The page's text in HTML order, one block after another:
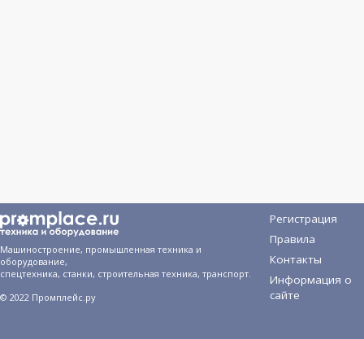
Машиностроение, промышленная техника и
оборудование,
спецтехника, станки, строительная техника, транспорт.
© 2022 Промплейс.ру
Регистрация
Правила
Контакты
Информация о
сайте